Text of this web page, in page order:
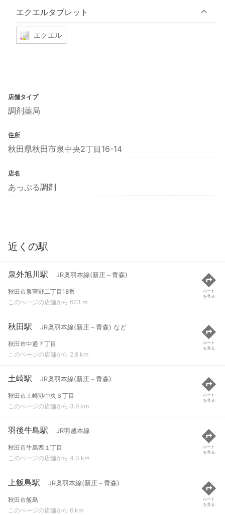
エクエルタブレット
エクエル
店舗タイプ
調剤薬局
住所
秋田県秋田市泉中央2丁目16-14
店名
あっぷる調剤
近くの駅
泉外旭川駅 JR奥羽本線(新庄～青森)
秋田市泉菅野二丁目18番
このページの店舗から 623 m
ルート
を見る
秋田駅 JR奥羽本線(新庄～青森) など
秋田市中通７丁目
このページの店舗から 2.8 km
ルート
を見る
土崎駅 JR奥羽本線(新庄～青森)
秋田市土崎港中央６丁目
このページの店舗から 3.9 km
ルート
を見る
羽後牛島駅 JR羽越本線
秋田市牛島西１丁目
このページの店舗から 4.3 km
ルート
を見る
上飯島駅 JR奥羽本線(新庄～青森)
秋田市飯島
このページの店舗から 6 km
ルート
を見る